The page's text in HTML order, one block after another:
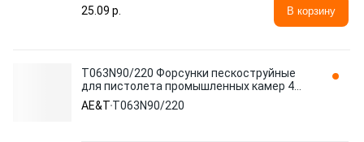
25.09 p.
В корзину
T063N90/220 Форсунки пескоструйные
для пистолета промышленных камер 4
шт. AE&T T063N90/220
AE&T T063N90/220